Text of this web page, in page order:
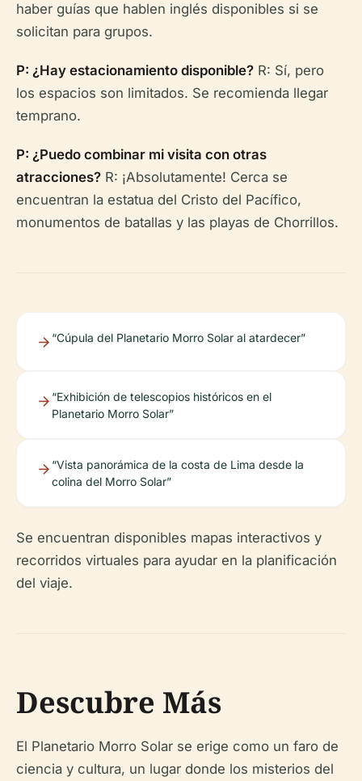
haber guías que hablen inglés disponibles si se
solicitan para grupos.
P: ¿Hay estacionamiento disponible? R: Sí, pero
los espacios son limitados. Se recomienda llegar
temprano.
P: ¿Puedo combinar mi visita con otras
atracciones? R: ¡Absolutamente! Cerca se
encuentran la estatua del Cristo del Pacífico,
monumentos de batallas y las playas de Chorrillos.
“Cúpula del Planetario Morro Solar al atardecer”
“Exhibición de telescopios históricos en el
Planetario Morro Solar”
“Vista panorámica de la costa de Lima desde la
colina del Morro Solar”
Se encuentran disponibles mapas interactivos y
recorridos virtuales para ayudar en la planificación
del viaje.
Descubre Más
El Planetario Morro Solar se erige como un faro de
ciencia y cultura, un lugar donde los misterios del